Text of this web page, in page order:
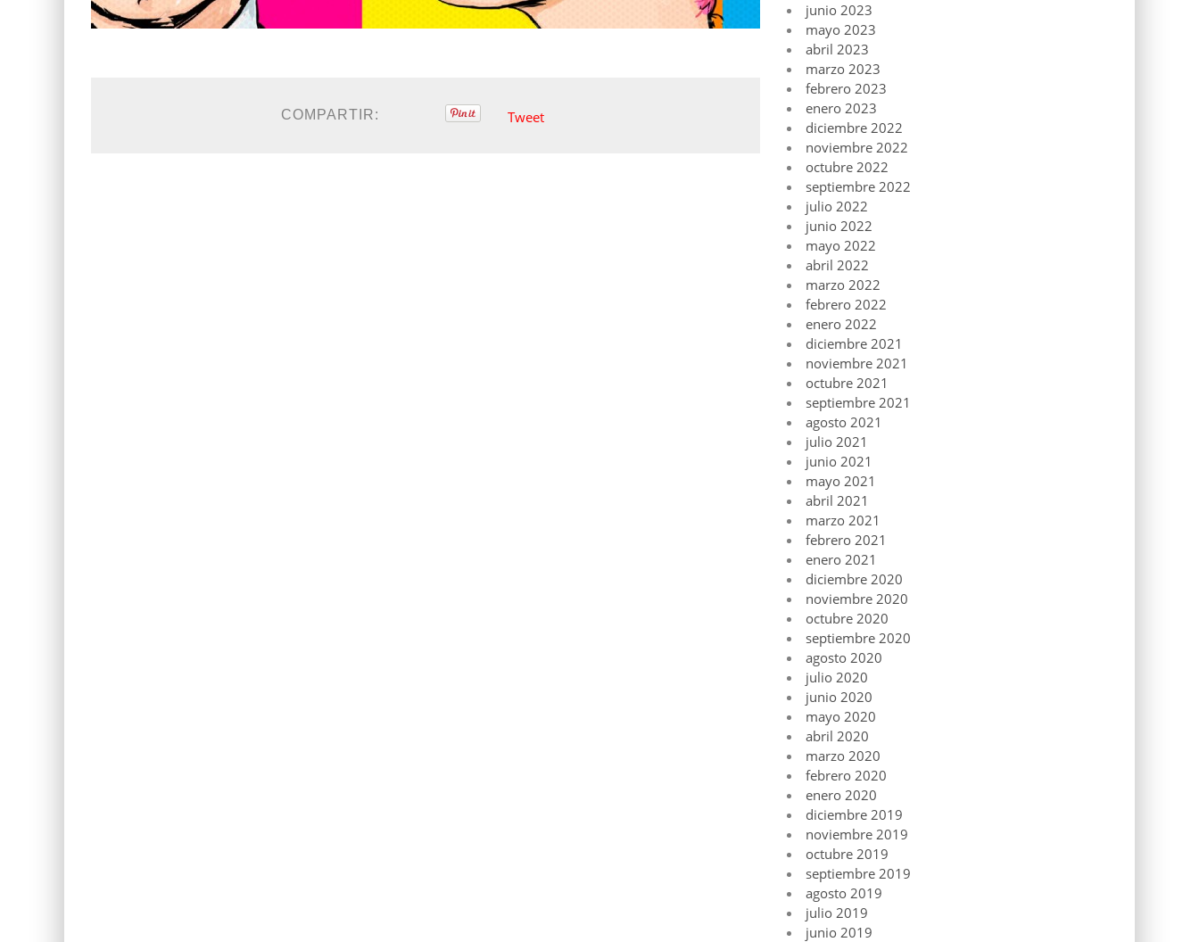
COMPARTIR: Tweet
junio 2023
mayo 2023
abril 2023
marzo 2023
febrero 2023
enero 2023
diciembre 2022
noviembre 2022
octubre 2022
septiembre 2022
julio 2022
junio 2022
mayo 2022
abril 2022
marzo 2022
febrero 2022
enero 2022
diciembre 2021
noviembre 2021
octubre 2021
septiembre 2021
agosto 2021
julio 2021
junio 2021
mayo 2021
abril 2021
marzo 2021
febrero 2021
enero 2021
diciembre 2020
noviembre 2020
octubre 2020
septiembre 2020
agosto 2020
julio 2020
junio 2020
mayo 2020
abril 2020
marzo 2020
febrero 2020
enero 2020
diciembre 2019
noviembre 2019
octubre 2019
septiembre 2019
agosto 2019
julio 2019
junio 2019